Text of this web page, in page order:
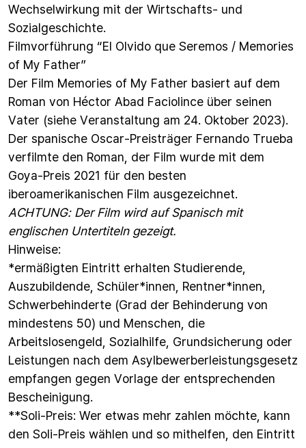
Wechselwirkung mit der Wirtschafts- und
Sozialgeschichte.
Filmvorführung “El Olvido que Seremos / Memories
of My Father”
Der Film Memories of My Father basiert auf dem
Roman von Héctor Abad Faciolince über seinen
Vater (siehe Veranstaltung am 24. Oktober 2023).
Der spanische Oscar-Preisträger Fernando Trueba
verfilmte den Roman, der Film wurde mit dem
Goya-Preis 2021 für den besten
iberoamerikanischen Film ausgezeichnet.
ACHTUNG: Der Film wird auf Spanisch mit
englischen Untertiteln gezeigt.
Hinweise:
*ermäßigten Eintritt erhalten Studierende,
Auszubildende, Schüler*innen, Rentner*innen,
Schwerbehinderte (Grad der Behinderung von
mindestens 50) und Menschen, die
Arbeitslosengeld, Sozialhilfe, Grundsicherung oder
Leistungen nach dem Asylbewerberleistungsgesetz
empfangen gegen Vorlage der entsprechenden
Bescheinigung.
**Soli-Preis: Wer etwas mehr zahlen möchte, kann
den Soli-Preis wählen und so mithelfen, den Eintritt